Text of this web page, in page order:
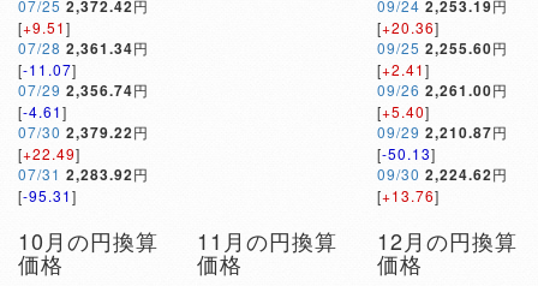
07/25 2,372.42円
[+9.51]
07/28 2,361.34円
[-11.07]
07/29 2,356.74円
[-4.61]
07/30 2,379.22円
[+22.49]
07/31 2,283.92円
[-95.31]
09/24 2,253.19円
[+20.36]
09/25 2,255.60円
[+2.41]
09/26 2,261.00円
[+5.40]
09/29 2,210.87円
[-50.13]
09/30 2,224.62円
[+13.76]
10月の円換算
価格
11月の円換算
価格
12月の円換算
価格